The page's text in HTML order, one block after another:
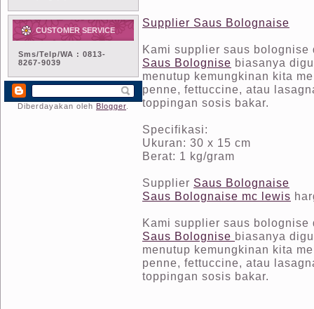
CUSTOMER SERVICE
Sms/Telp/WA : 0813-
8267-9039
Diberdayakan oleh Blogger
Supplier Saus Bolognaise
Kami supplier saus
Saus Bolognise biasanya
menutup kemungkinan kita
penne, fettuccine, atau
toppingan sosis bakar.
Specifikasi:
Ukuran: 30 x 15 cm
Berat: 1 kg/gram
Supplier Saus Bolognaise
Saus Bolognaise mc lewis
Kami supplier saus
Saus Bolognise biasanya
menutup kemungkinan kita
penne, fettuccine, atau
toppingan sosis bakar.